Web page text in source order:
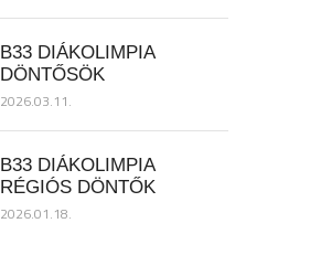
B33 DIÁKOLIMPIA
DÖNTŐSÖK
2026.03.11.
B33 DIÁKOLIMPIA
RÉGIÓS DÖNTŐK
2026.01.18.